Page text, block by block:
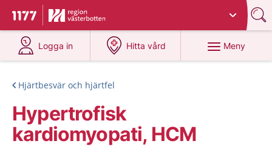
Till startsidan för 1177
Du har valt region
Logga in
på 1177.se
Hitta vård
på 1177.se
Meny
Hjärtbesvär och hjärtfel
Hypertrofisk
kardiomyopati, HCM